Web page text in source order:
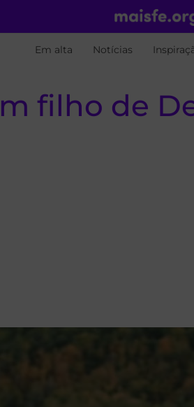
Em alta Notícias
filho de